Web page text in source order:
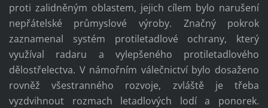
proti zalidněným oblastem, jejich cílem bylo narušení
nepřátelské průmyslové výroby. Značný pokrok
zaznamenal systém protiletadlové ochrany, který
využíval radaru a vylepšeného protiletadlového
dělostřelectva. V námořním válečnictví bylo dosaženo
rovněž všestranného rozvoje, zvláště je třeba
vyzdvihnout rozmach letadlových lodí a ponorek.